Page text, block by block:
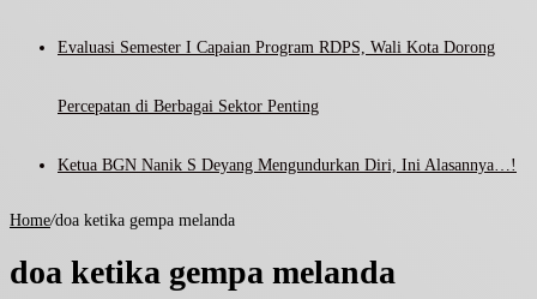
Evaluasi Semester I Capaian Program RDPS, Wali Kota Dorong
Percepatan di Berbagai Sektor Penting
Ketua BGN Nanik S Deyang Mengundurkan Diri, Ini Alasannya…!
Home/doa ketika gempa melanda
doa ketika gempa melanda